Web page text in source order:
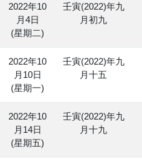
2022年10
月4日
(星期二)
壬寅(2022)年九
月初九
2022年10
月10日
(星期一)
壬寅(2022)年九
月十五
2022年10
月14日
(星期五)
壬寅(2022)年九
月十九